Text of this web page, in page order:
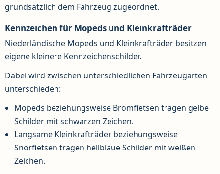
grundsätzlich dem Fahrzeug zugeordnet.
Kennzeichen für Mopeds und Kleinkrafträder
Niederländische Mopeds und Kleinkrafträder besitzen
eigene kleinere Kennzeichenschilder.
Dabei wird zwischen unterschiedlichen Fahrzeugarten
unterschieden:
Mopeds beziehungsweise Bromfietsen tragen gelbe
Schilder mit schwarzen Zeichen.
Langsame Kleinkrafträder beziehungsweise
Snorfietsen tragen hellblaue Schilder mit weißen
Zeichen.